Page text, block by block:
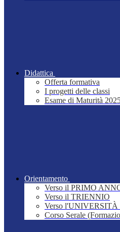
Didattica
Offerta formativa
I progetti delle classi
Esame di Maturità
Orientamento
Verso il PRIMO
Verso il TRIENNIO
Verso
Corso Serale